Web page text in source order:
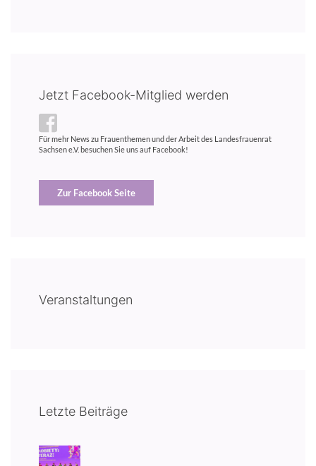
Jetzt Facebook-Mitglied werden
Für mehr News zu Frauenthemen und der Arbeit des Landesfrauenrat
Sachsen e.V. besuchen Sie uns auf Facebook!
Zur Facebook Seite
Veranstaltungen
Letzte Beiträge